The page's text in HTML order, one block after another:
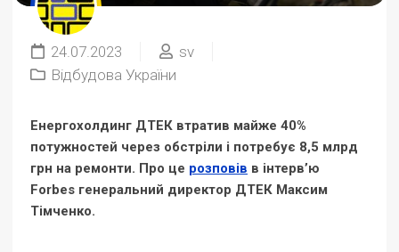
24.07.2023
sv
Відбудова України
Енергохолдинг ДТЕК втратив майже 40%
потужностей через обстріли і потребує 8,5 млрд
грн на ремонти. Про це розповів в інтерв’ю
Forbes генеральний директор ДТЕК Максим
Тімченко.